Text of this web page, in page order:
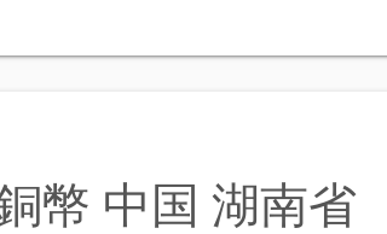
幣 中国 湖南省